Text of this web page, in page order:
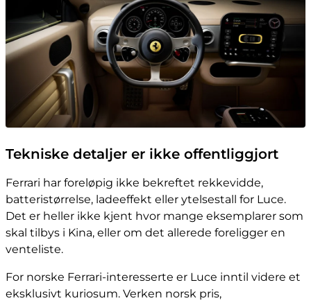
Tekniske detaljer er ikke offentliggjort
Ferrari har foreløpig ikke bekreftet rekkevidde,
batteristørrelse, ladeeffekt eller ytelsestall for Luce.
Det er heller ikke kjent hvor mange eksemplarer som
skal tilbys i Kina, eller om det allerede foreligger en
venteliste.
For norske Ferrari-interesserte er Luce inntil videre et
eksklusivt kuriosum. Verken norsk pris,